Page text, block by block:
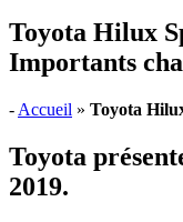
Toyota Hilux
Importants
- Accueil » Toyota
Toyota
2019.